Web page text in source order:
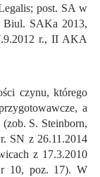
post. SA w
SAKa 2013,
r., II AKA
czynu, którego
a
(zob. S. Steinborn,
SN z 26.11.2014
z 17.3.2010
10, poz. 17). W